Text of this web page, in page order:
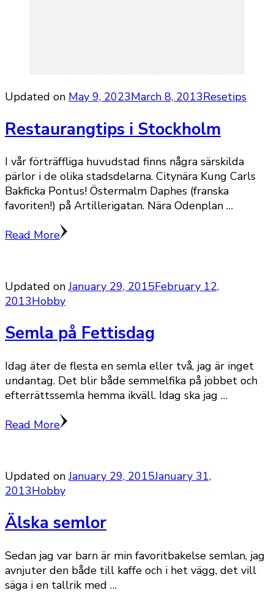
Updated on May 9, 2023March 8, 2013Resetips
Restaurangtips i Stockholm
I vår förträffliga huvudstad finns några särskilda
pärlor i de olika stadsdelarna. Citynära Kung Carls
Bakficka Pontus! Östermalm Daphes (franska
favoriten!) på Artillerigatan. Nära Odenplan …
Read More
Updated onJanuary 29, 2015February 12,
2013Hobby
Semla på Fettisdag
Idag äter de flesta en semla eller två, jag är inget
undantag. Det blir både semmelfika på jobbet och
efterrättssemla hemma ikväll. Idag ska jag …
Read More
Updated onJanuary 29, 2015January 31,
2013Hobby
Älska semlor
Sedan jag var barn är min favoritbakelse semlan, jag
avnjuter den både till kaffe och i het vägg, det vill
säga i en tallrik med …